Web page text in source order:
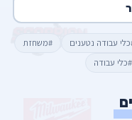
עבודה נטענים
#משחזת
#כלי עבודה